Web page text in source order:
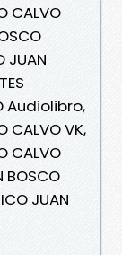
CALVO
JUAN
Audiolibro,
CALVO VK,
CALVO
BOSCO
JUAN